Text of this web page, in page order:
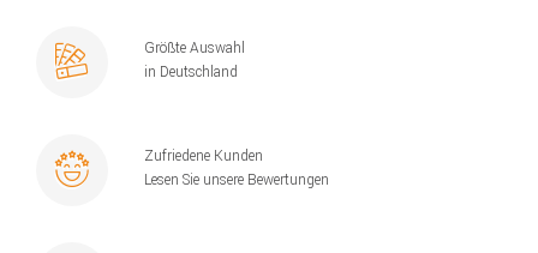
Größte Auswahl
in Deutschland
Zufriedene Kunden
Lesen Sie unsere Bewertungen